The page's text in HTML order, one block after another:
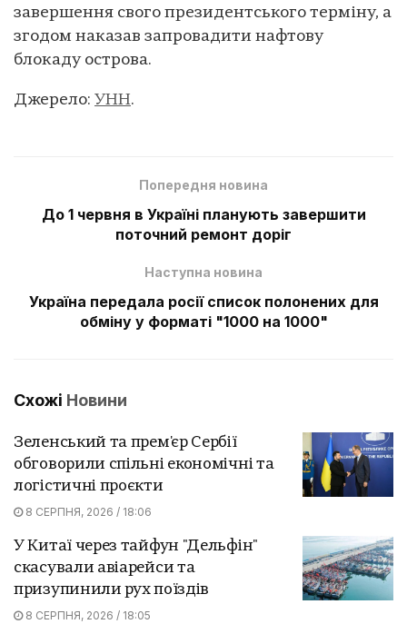
завершення свого президентського терміну, а
згодом наказав запровадити нафтову
блокаду острова.
Джерело: УНН.
Попередня новина
До 1 червня в Україні планують завершити
поточний ремонт доріг
Наступна новина
Україна передала росії список полонених для
обміну у форматі "1000 на 1000"
Схожі Новини
Зеленський та прем'єр Сербії
обговорили спільні економічні та
логістичні проєкти
8 СЕРПНЯ, 2026 / 18:06
У Китаї через тайфун "Дельфін"
скасували авіарейси та
призупинили рух поїздів
8 СЕРПНЯ, 2026 / 18:05